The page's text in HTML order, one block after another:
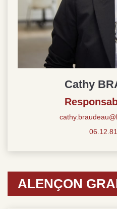
Cathy
ALENÇON